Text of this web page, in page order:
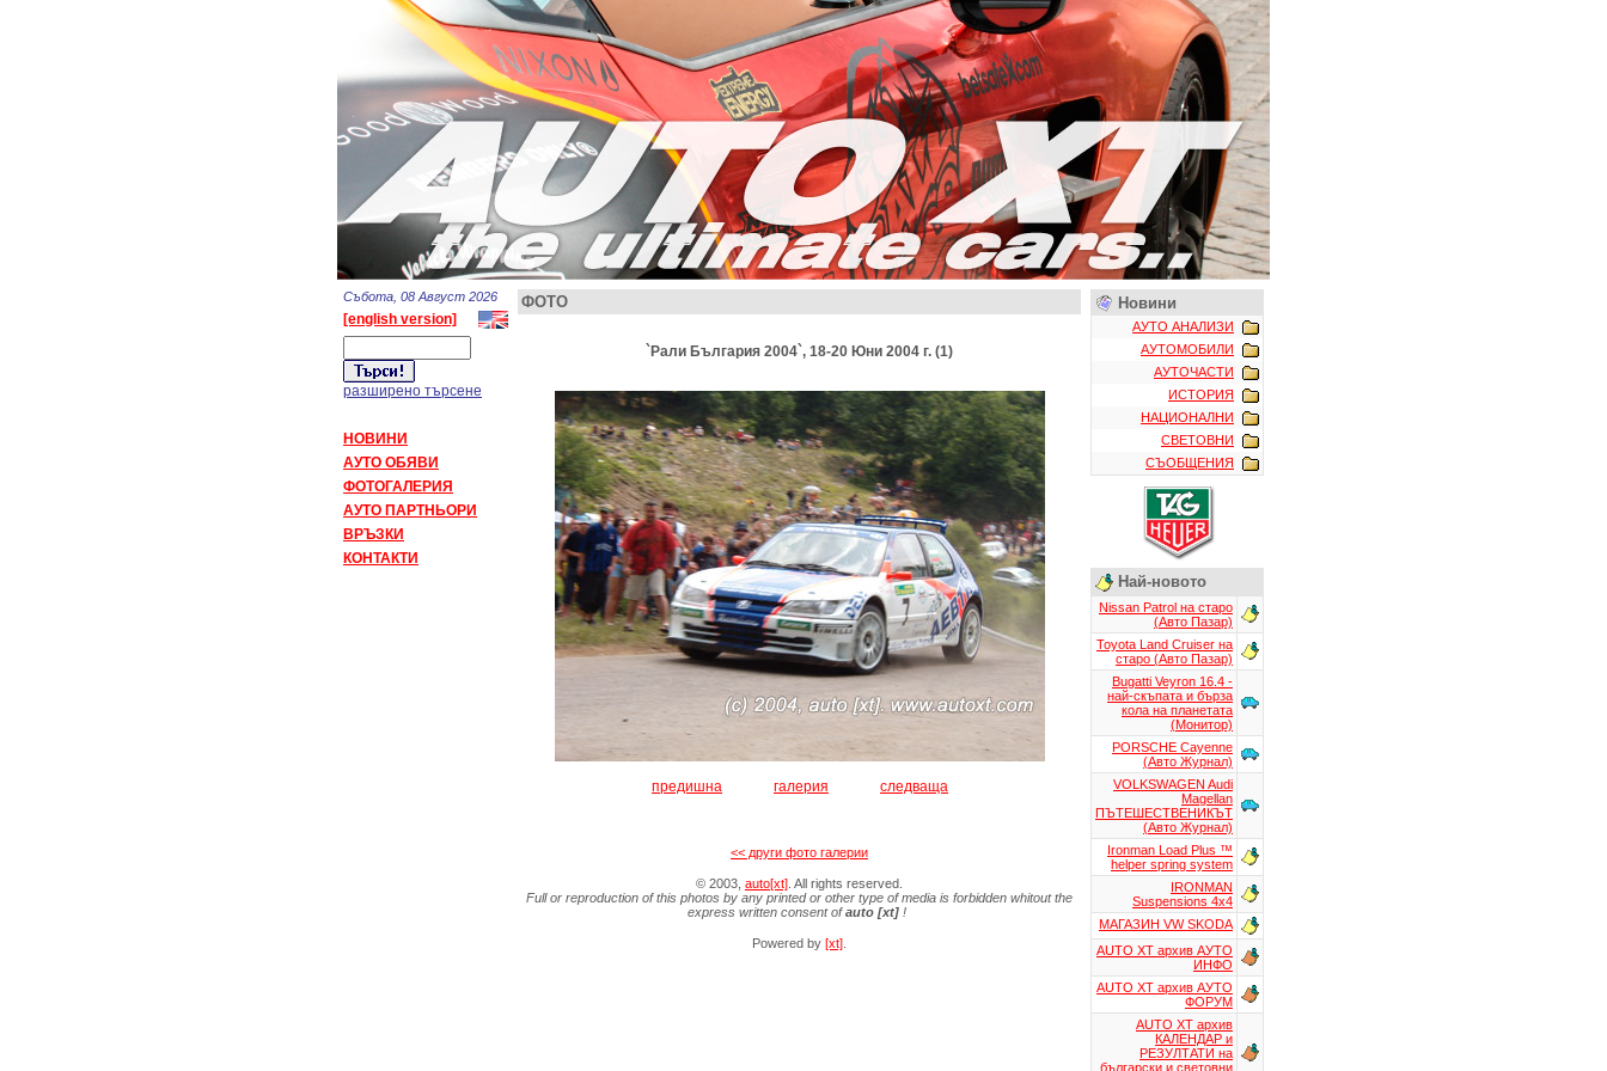
Събота, 08 Август 2026
[english version]
разширено търсене
НОВИНИ
АУТО ОБЯВИ
ФОТОГАЛЕРИЯ
АУТО ПАРТНЬОРИ
ВРЪЗКИ
КОНТАКТИ
ФОТО
`Рали България 2004`, 18-20 Юни 2004 г. (1)
предишна галерия следваща
<< други фото галерии
© 2003, auto[xt] . All rights reserved.
Full or reproduction of this photos by any printed or other type of media is forbidden whitout the
express written consent ofauto [xt] !
Powered by [xt]
Новини
АУТО АНАЛИЗИ
АУТОМОБИЛИ
АУТОЧАСТИ
ИСТОРИЯ
НАЦИОНАЛНИ
СВЕТОВНИ
СЪОБЩЕНИЯ
Най-новото
Nissan Patrol на старо
(Авто Пазар)
Toyota Land Cruiser на
старо (Авто Пазар)
Bugatti Veyron 16.4 -
най-скъпата и бърза
кола на планетата
(Монитор)
PORSCHE Cayenne
(Авто Журнал)
VOLKSWAGEN Audi
Magellan
ПЪТЕШЕСТВЕНИКЪТ
(Авто Журнал)
Ironman Load Plus ™
helper spring system
IRONMAN
Suspensions 4x4
МАГАЗИН VW SKODA
AUTO XT aрхив АУТО
ИНФО
AUTO XT aрхив АУТО
ФОРУМ
AUTO XT aрхив
КАЛЕНДАР и
РЕЗУЛТАТИ на
български и световни